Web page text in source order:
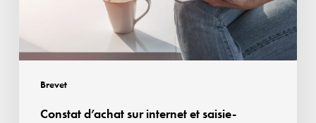
Brevet
Constat d’achat sur internet et saisie-